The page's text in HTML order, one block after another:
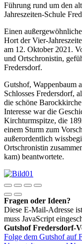
Führung rund um den
Jahreszeiten-Schule
Einen
Hort der Vier-
am 12. Oktober 2021.
und Ortschronistin,
Fredersdorf.
Gutshof, Wappenbaum
Schlosses Fredersdorf,
die schöne
Interesse war die
Kirchturmspitze, die
einem Sturm zum
außerordentlich
Ortschronistin
kam) beantwortete.
Fragen oder Ideen?
Diese E-Mail-Adresse
muss JavaScript
Gutshof Fredersdorf-
Folge dem Gutshof auf